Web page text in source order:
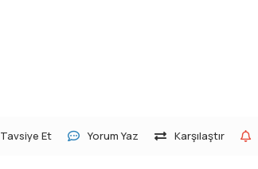
Tavsiye Et Yorum Yaz Karşılaştır